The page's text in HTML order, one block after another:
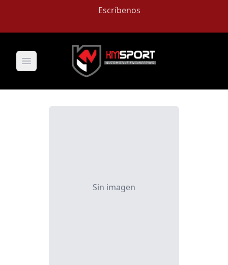
Escríbenos
Open main menu
Sin imagen